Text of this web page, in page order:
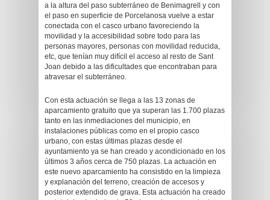
a la altura del paso subterráneo de Benimagrell y con
el paso en superficie de Porcelanosa vuelve a estar
conectada con el casco urbano favoreciendo la
movilidad y la accesibilidad sobre todo para las
personas mayores, personas con movilidad reducida,
etc, que tenían muy difícil el acceso al resto de Sant
Joan debido a las dificultades que encontraban para
atravesar el subterráneo.
Con esta actuación se llega a las 13 zonas de
aparcamiento gratuito que ya superan las 1.700 plazas
tanto en las inmediaciones del municipio, en
instalaciones públicas como en el propio casco
urbano, con estas últimas plazas desde el
ayuntamiento ya se han creado y acondicionado en los
últimos 3 años cerca de 750 plazas. La actuación en
este nuevo aparcamiento ha consistido en la limpieza
y explanación del terreno, creación de accesos y
posterior extendido de grava. Esta actuación ha creado